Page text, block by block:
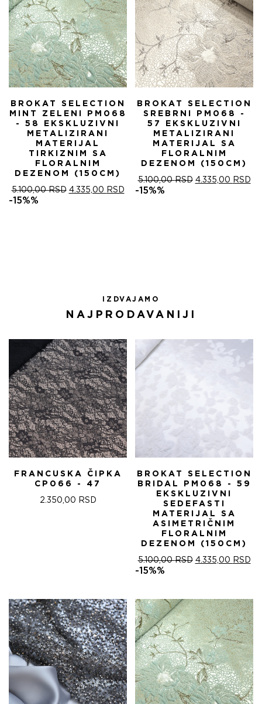
BROKAT SELECTION
MINT ZELENI PM068
- 58 EKSKLUZIVNI
METALIZIRANI
MATERIJAL
TIRKIZNIM SA
FLORALNIM
DEZENOM (150CM)
5.100,00RSD ОРИГИНАЛНА
4.335,00 RSDТРЕНУТНА
-15%%
BROKAT SELECTION
SREBRNI PM068 -
57 EKSKLUZIVNI
METALIZIRANI
MATERIJAL SA
FLORALNIM
DEZENOM (150CM)
5.100,00RSD ОРИГИНАЛНА
4.335,00 RSD
-15%%
IZDVAJAMO
NAJPRODAVANIJI
FRANCUSKA ČIPKA
CP066 - 47
2.350,00 RSD
BROKAT SELECTION
BRIDAL PM068 - 59
EKSKLUZIVNI
SEDEFASTI
MATERIJAL SA
ASIMETRIČNIM
FLORALNIM
DEZENOM (150CM)
5.100,00RSD ОРИГИНАЛНА
5.100,00 RSD.
4.335,00 RSD
-15%%